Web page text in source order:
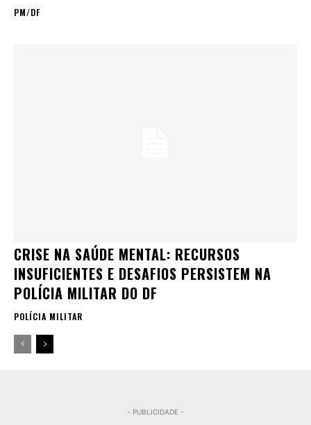
PM/DF
CRISE NA SAÚDE MENTAL: RECURSOS
INSUFICIENTES E DESAFIOS PERSISTEM NA
POLÍCIA MILITAR DO DF
POLÍCIA MILITAR
- PUBLICIDADE -